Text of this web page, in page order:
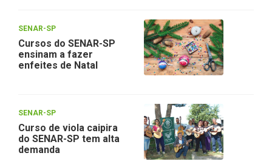
SENAR-SP
Cursos do SENAR-SP
ensinam a fazer
enfeites de Natal
SENAR-SP
Curso de viola caipira
do SENAR-SP tem alta
demanda